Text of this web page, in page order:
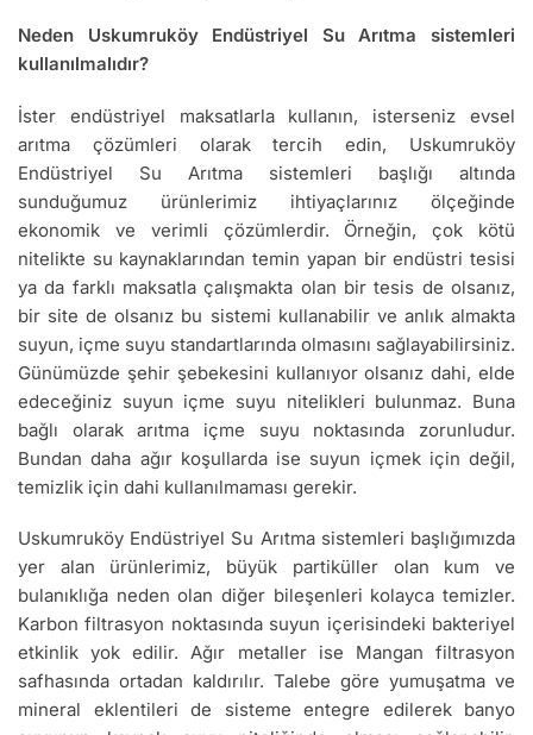
Neden Uskumruköy Endüstriyel Su Arıtma sistemleri
kullanılmalıdır?
İster endüstriyel maksatlarla kullanın, isterseniz evsel
arıtma çözümleri olarak tercih edin, Uskumruköy
Endüstriyel Su Arıtma sistemleri başlığı altında
sunduğumuz ürünlerimiz ihtiyaçlarınız ölçeğinde
ekonomik ve verimli çözümlerdir. Örneğin, çok kötü
nitelikte su kaynaklarından temin yapan bir endüstri tesisi
ya da farklı maksatla çalışmakta olan bir tesis de olsanız,
bir site de olsanız bu sistemi kullanabilir ve anlık almakta
suyun, içme suyu standartlarında olmasını sağlayabilirsiniz.
Günümüzde şehir şebekesini kullanıyor olsanız dahi, elde
edeceğiniz suyun içme suyu nitelikleri bulunmaz. Buna
bağlı olarak arıtma içme suyu noktasında zorunludur.
Bundan daha ağır koşullarda ise suyun içmek için değil,
temizlik için dahi kullanılmaması gerekir.
Uskumruköy Endüstriyel Su Arıtma sistemleri başlığımızda
yer alan ürünlerimiz, büyük partiküller olan kum ve
bulanıklığa neden olan diğer bileşenleri kolayca temizler.
Karbon filtrasyon noktasında suyun içerisindeki bakteriyel
etkinlik yok edilir. Ağır metaller ise Mangan filtrasyon
safhasında ortadan kaldırılır. Talebe göre yumuşatma ve
mineral eklentileri de sisteme entegre edilerek banyo